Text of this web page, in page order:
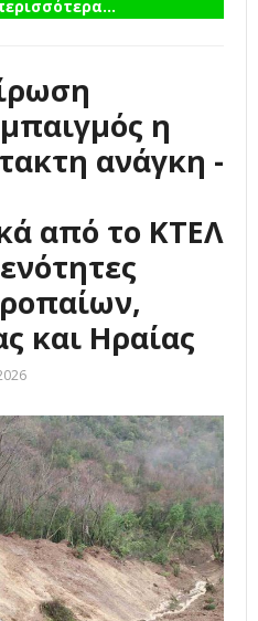
η
ανάγκη -
από το ΚΤΕΛ
και Ηραίας